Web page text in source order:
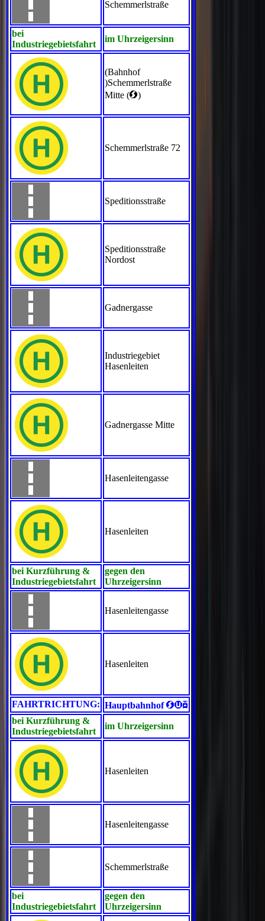
Schemmerlstraße
bei
Industriegebietsfahrt
im Uhrzeigersinn
(Bahnhof
)Schemmerlstraße
Mitte (<)
Schemmerlstraße 72
Speditionsstraße
Speditionsstraße
Nordost
Gadnergasse
Industriegebiet
Hasenleiten
Gadnergasse Mitte
Hasenleitengasse
Hasenleiten
bei Kurzführung &
Industriegebietsfahrt
gegen den
Uhrzeigersinn
Hasenleitengasse
Hasenleiten
FAHRTRICHTUNG: Hauptbahnhof<>`
bei Kurzführung &
Industriegebietsfahrt
im Uhrzeigersinn
Hasenleiten
Hasenleitengasse
Schemmerlstraße
bei
Industriegebietsfahrt
gegen den
Uhrzeigersinn